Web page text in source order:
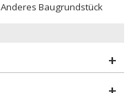
Anderes Baugrundstück